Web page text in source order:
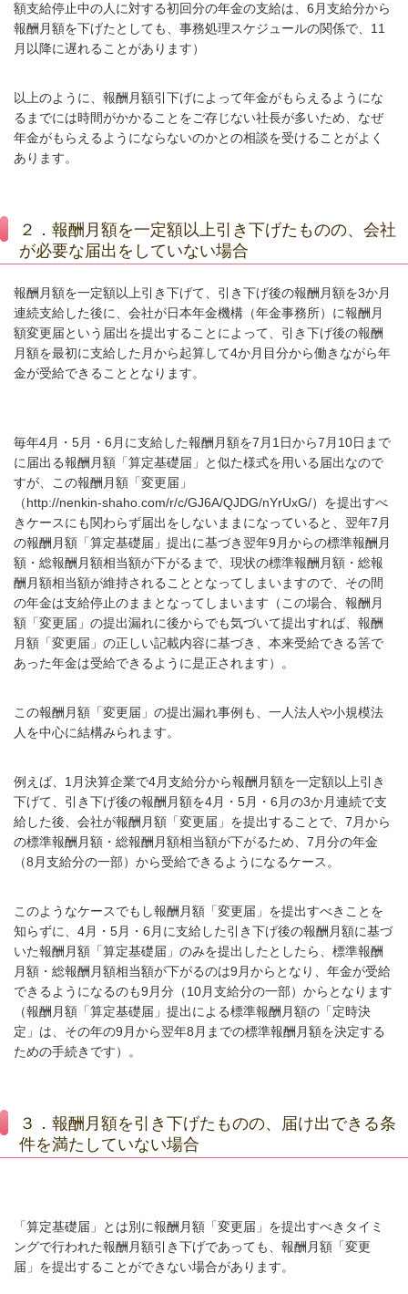
額支給停止中の人に対する初回分の年金の支給は、 6 月支給分から
報酬月額を下げたとしても、事務処理スケジュールの関係で、 11
月以降に遅れることがあります）
以上のように、報酬月額引下げによって年金がもらえるようにな
るまでには時間がかかることをご存じない社長が多いため、なぜ
年金がもらえるようにならないのかとの相談を受けることがよく
あります。
２．報酬月額を一定額以上引き下げたものの、会社
が必要な届出をしていない場合
報酬月額を一定額以上引き下げて、引き下げ後の報酬月額を3か月
連続支給した後に、会社が日本年金機構（年金事務所）に報酬月
額変更届という届出を提出することによって、引き下げ後の報酬
月額を最初に支給した月から起算して4か月目分から働きながら年
金が受給できることとなります。
毎年4月・ 5月・ 6 月に支給した報酬月額を7 月 1 日から7 月 10日まで
に届出る報酬月額「算定基礎届」と似た様式を用いる届出なので
すが、この報酬月額「変更届」
（http://nenkin-shaho.com/r/c/GJ6A/QJDG/nYrUxG/）を提出すべ
きケースにも関わらず届出をしないままになっていると、翌年7 月
の報酬月額「算定基礎届」提出に基づき翌年9 月からの標準報酬月
額・総報酬月額相当額が下がるまで、現状の標準報酬月額・総報
酬月額相当額が維持されることとなってしまいますので、その間
の年金は支給停止のままとなってしまいます（この場合、報酬月
額「変更届」の提出漏れに後からでも気づいて提出すれば、報酬
月額「変更届」の正しい記載内容に基づき、本来受給できる筈で
あった年金は受給できるように是正されます）。
この報酬月額「変更届」の提出漏れ事例も、一人法人や小規模法
人を中心に結構みられます。
例えば、 1 月決算企業で4月支給分から報酬月額を一定額以上引き
下げて、引き下げ後の報酬月額を4月・ 5月・ 6 月の3か月連続で支
給した後、会社が報酬月額「変更届」を提出することで、 7 月から
の標準報酬月額・総報酬月額相当額が下がるため、 7 月分の年金
（8 月支給分の一部）から受給できるようになるケース。
このようなケースでもし報酬月額「変更届」を提出すべきことを
知らずに、 4月・ 5月・ 6 月に支給した引き下げ後の報酬月額に基づ
いた報酬月額「算定基礎届」のみを提出したとしたら、標準報酬
月額・総報酬月額相当額が下がるのは9 月からとなり、年金が受給
できるようになるのも9 月分（10月支給分の一部）からとなります
（報酬月額「算定基礎届」提出による標準報酬月額の「定時決
定」は、その年の9 月から翌年8 月までの標準報酬月額を決定する
ための手続きです）。
３．報酬月額を引き下げたものの、届け出できる条
件を満たしていない場合
「算定基礎届」とは別に報酬月額「変更届」を提出すべきタイミ
ングで行われた報酬月額引き下げであっても、報酬月額「変更
届」を提出することができない場合があります。